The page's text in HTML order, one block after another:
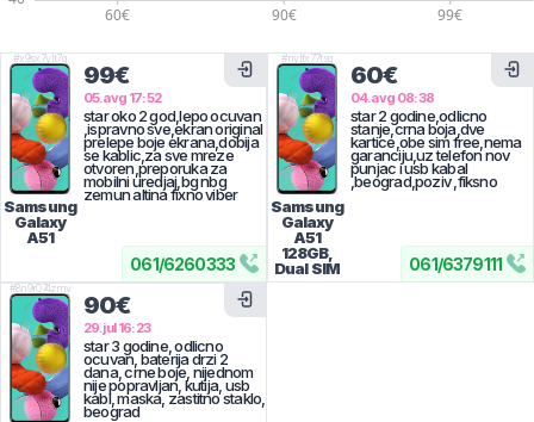
061/6260333
#x9sx7ylt7g
Samsung
Galaxy
A51
99€
05.avg 17:52
star oko 2 god,lepo ocuvan
,ispravno sve,ekran original
prelepe boje ekrana,dobija
se kablic,za sve mreze
otvoren,preporuka za
mobilni uredjaj,bg nbg
zemun altina fixno viber
061/6379111
#nylfx77tsg
Samsung
Galaxy
A51
128GB,
Dual SIM
60€
04.avg 08:38
star 2 godine,odlicno
stanje,crna boja,dve
kartice,obe sim free,nema
garanciju,uz telefon nov
punjac i usb kabal
,beograd,poziv ,fiksno
#8n9r074zmv
90€
29.jul 16:23
star 3 godine, odlicno
ocuvan, baterija drzi 2
dana, crne boje, nijednom
nije popravljan, kutija, usb
kabl, maska, zastitno staklo,
beograd